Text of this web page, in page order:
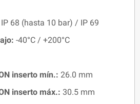
IP 68 (hasta 10 bar) / IP 69
-40°C / +200°C
inserto mín.: 26.0 mm
inserto máx.: 30.5 mm